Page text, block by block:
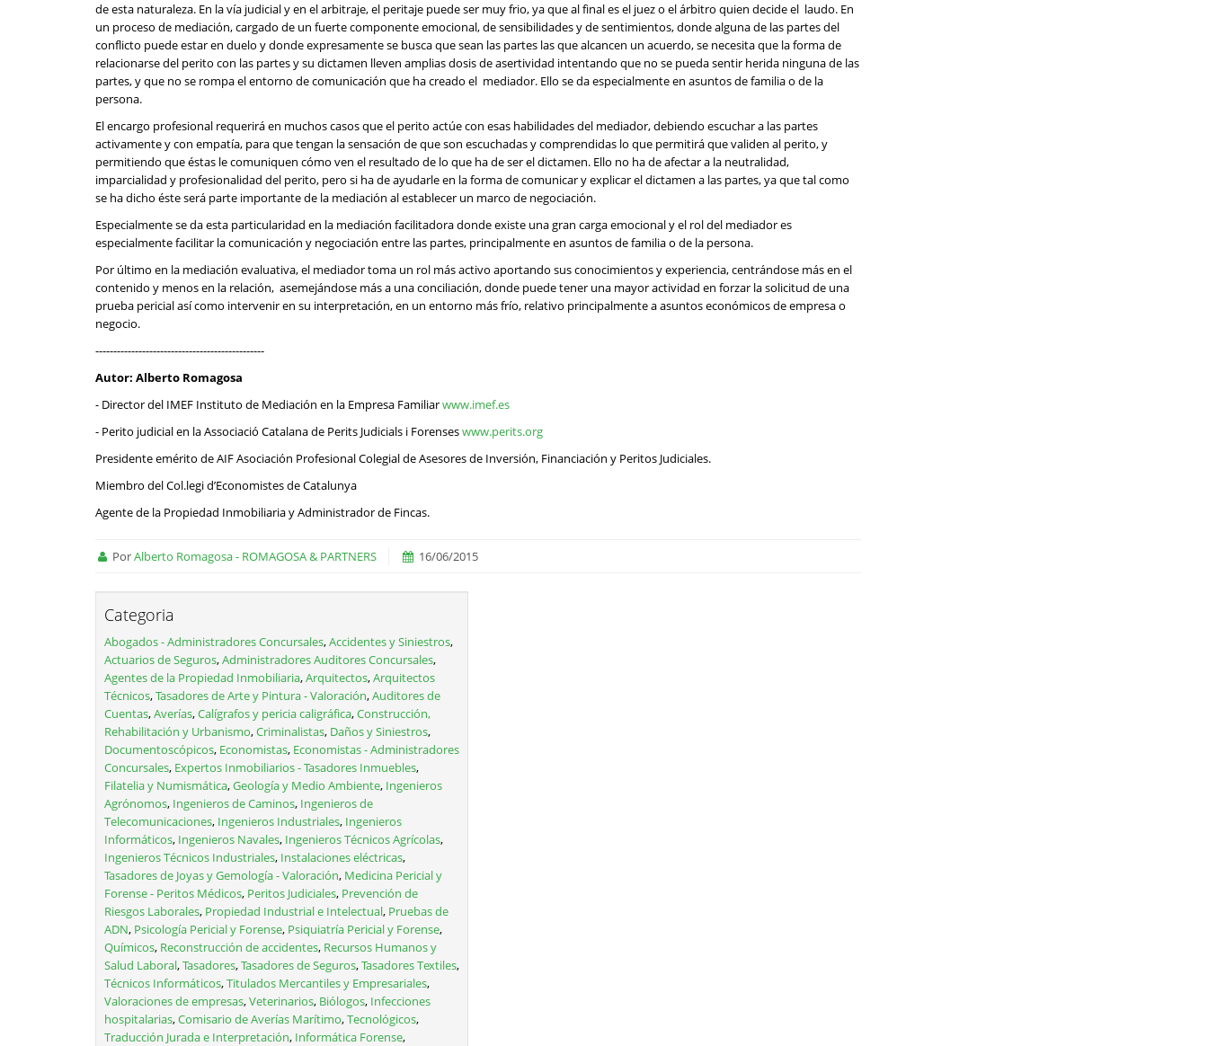
de esta naturaleza. En la vía judicial y en el arbitraje, el peritaje puede ser muy frio, ya que al final es el juez o el árbitro quien decide el laudo. En
un proceso de mediación, cargado de un fuerte componente emocional, de sensibilidades y de sentimientos, donde alguna de las partes del
conflicto puede estar en duelo y donde expresamente se busca que sean las partes las que alcancen un acuerdo, se necesita que la forma de
relacionarse del perito con las partes y su dictamen lleven amplias dosis de asertividad intentando que no se pueda sentir herida ninguna de las
partes, y que no se rompa el entorno de comunicación que ha creado el mediador. Ello se da especialmente en asuntos de familia o de la
persona.
El encargo profesional requerirá en muchos casos que el perito actúe con esas habilidades del mediador, debiendo escuchar a las partes
activamente y con empatía, para que tengan la sensación de que son escuchadas y comprendidas lo que permitirá que validen al perito, y
permitiendo que éstas le comuniquen cómo ven el resultado de lo que ha de ser el dictamen. Ello no ha de afectar a la neutralidad,
imparcialidad y profesionalidad del perito, pero si ha de ayudarle en la forma de comunicar y explicar el dictamen a las partes, ya que tal como
se ha dicho éste será parte importante de la mediación al establecer un marco de negociación.
Especialmente se da esta particularidad en la mediación facilitadora donde existe una gran carga emocional y el rol del mediador es
especialmente facilitar la comunicación y negociación entre las partes, principalmente en asuntos de familia o de la persona.
Por último en la mediación evaluativa, el mediador toma un rol más activo aportando sus conocimientos y experiencia, centrándose más en el
contenido y menos en la relación, asemejándose más a una conciliación, donde puede tener una mayor actividad en forzar la solicitud de una
prueba pericial así como intervenir en su interpretación, en un entorno más frío, relativo principalmente a asuntos económicos de empresa o
negocio.
-----------------------------------------------
Autor: Alberto Romagosa
- Director del IMEF Instituto de Mediación en la Empresa Familiarwww.imef.es
- Perito judicial en la Associació Catalana de Perits Judicials i Forenseswww.perits.org
Presidente emérito de AIF Asociación Profesional Colegial de Asesores de Inversión, Financiación y Peritos Judiciales.
Miembro del Col.legi d’Economistes de Catalunya
Agente de la Propiedad Inmobiliaria y Administrador de Fincas.
PorAlberto Romagosa - ROMAGOSA & PARTNERS 16/06/2015
Categoria
Abogados - Administradores Concursales,Accidentes y Siniestros,
Actuarios de Seguros,Administradores Auditores Concursales,
Agentes de la Propiedad Inmobiliaria,Arquitectos,Arquitectos
Técnicos,Tasadores de Arte y Pintura - Valoración,Auditores de
Cuentas,Averías,Calígrafos y pericia caligráfica,Construcción,
Rehabilitación y Urbanismo,Criminalistas, Daños y Siniestros,
Documentoscópicos, Economistas, Economistas - Administradores
Concursales, Expertos Inmobiliarios - Tasadores Inmuebles,
Filatelia y Numismática,Geología y Medio Ambiente, Ingenieros
Agrónomos, Ingenieros de Caminos, Ingenieros de
Telecomunicaciones, Ingenieros Industriales, Ingenieros
Informáticos, Ingenieros Navales, Ingenieros Técnicos Agrícolas,
Ingenieros Técnicos Industriales, Instalaciones eléctricas,
Tasadores de Joyas y Gemología - Valoración, Medicina Pericial y
Forense - Peritos Médicos, Peritos Judiciales, Prevención de
Riesgos Laborales, Propiedad Industrial e Intelectual, Pruebas de
ADN, Psicología Pericial y Forense, Psiquiatría Pericial y Forense,
Químicos, Reconstrucción de accidentes, Recursos Humanos y
Salud Laboral,Tasadores,Tasadores de Seguros,Tasadores Textiles,
Técnicos Informáticos,Titulados Mercantiles y Empresariales,
Valoraciones de empresas,Veterinarios, Biólogos, Infecciones
hospitalarias,Comisario de Averías Marítimo,Tecnológicos,
Traducción Jurada e Interpretación, Informática Forense,